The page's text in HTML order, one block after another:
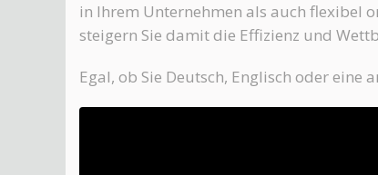
in Ihrem Unternehmen als auch flexibel
steigern Sie damit die Effizienz und
Egal, ob Sie Deutsch, Englisch oder